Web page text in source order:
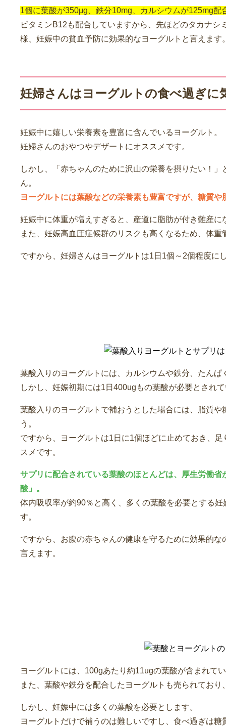
1個に葉酸が350μg、鉄分10mg、カルシウムが125mg配
ビタミンB12も配合していますから、先ほどのタカナシ
様、妊娠中の貧血予防に効果的なヨーグルトと言えます
妊婦さんはヨーグルトの食べ過ぎに
妊娠中に嬉しい栄養素を豊富に含んでいるヨーグルト。
妊婦さんのおやつやデザートにオススメです。
しかし、「赤ちゃんのために沢山の栄養を摂りたい！
ん。
ヨーグルトには葉酸などの栄養素も豊富ですが、糖質
妊娠中に体重が増えすぎると、産道に脂肪が付き難産に
また、妊娠高血圧症候群のリスクも高くなるため、体重
ですから、妊婦さんはヨーグルトは1日1個～2個程度に
葉酸入りのヨーグルトには、カルシウムや鉄分、たん
しかし、妊娠初期には1日400ugもの葉酸が必要とされ
葉酸入りのヨーグルトで補おうとした場合には、脂質
う。
ですから、ヨーグルトは1日に1個ほどに止めておき、
スメです。
サプリに配合されている葉酸のほとんどは、厚生労働
酸」。
体内吸収率が約90％と高く、多くの葉酸を必要とする
す。
ですから、お腹の赤ちゃんの健康を守るために効果的
言えます。
ヨーグルトには、100gあたり約11ugの葉酸が含まれて
また、葉酸や鉄分を配合したヨーグルトも売られてお
しかし、妊娠中には多くの葉酸を必要とします。
ヨーグルトだけで補うのは難しいですし、食べ過ぎは